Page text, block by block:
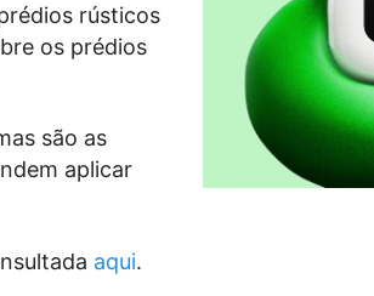
rústicos
os prédios
são as
aplicar
aqui.